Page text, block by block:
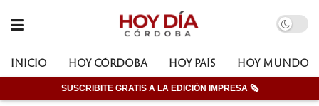
INICIO HOY CÓRDOBA HOY PAÍS HOY MUNDO
SUSCRIBITE GRATIS A LA EDICIÓN IMPRESA 🗞